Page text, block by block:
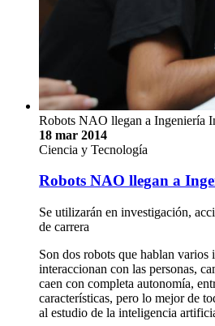
Robots NAO llegan a Ingeniería
18 mar 2014
Ciencia y Tecnología
Robots NAO llegan a
Se utilizarán en investigación,
de carrera
Son dos robots que hablan varios
interaccionan con las personas,
caen con completa autonomía,
características, pero lo mejor de
al estudio de la inteligencia